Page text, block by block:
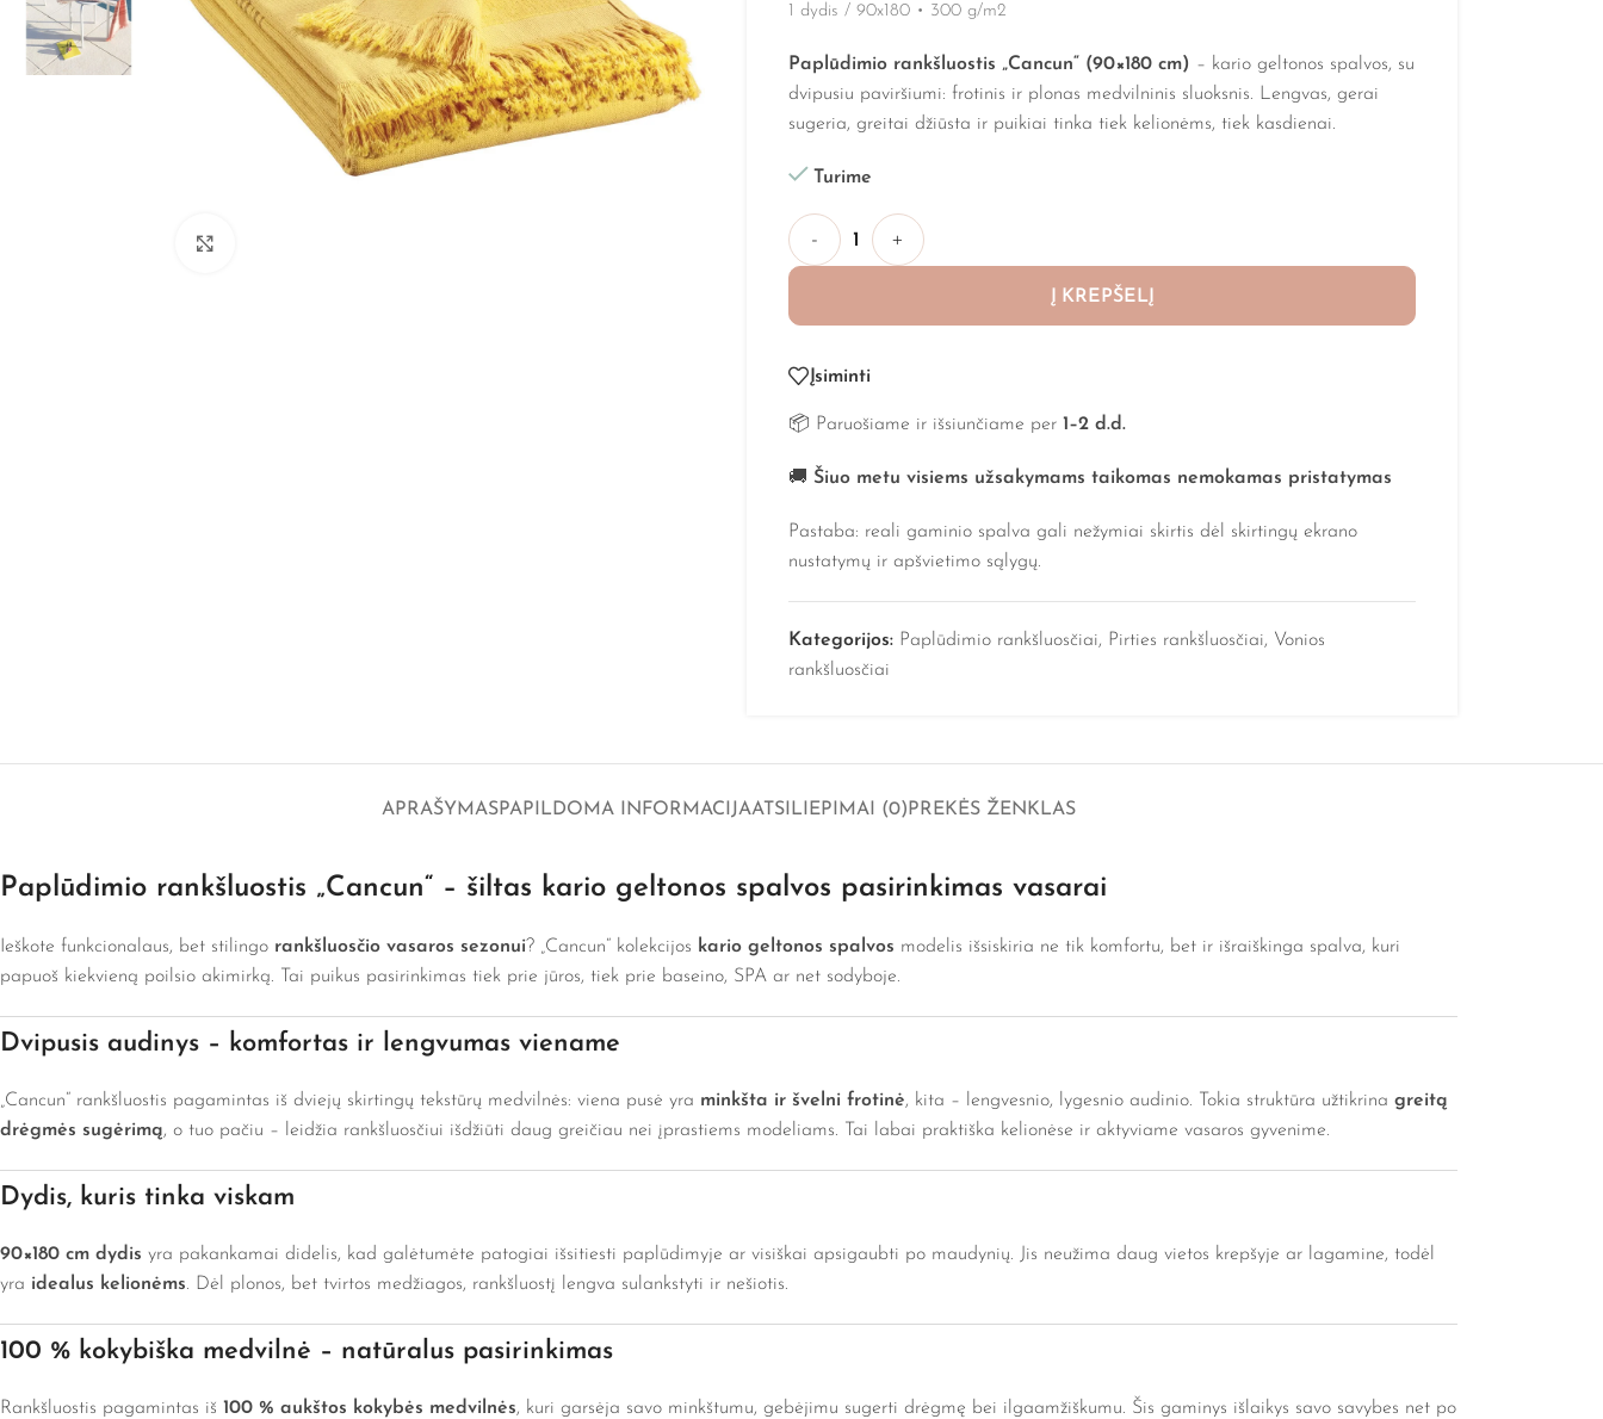
1 dydis / 90x180• 300 g/m2
Paplūdimio rankšluostis „Cancun“ (90×180 cm) – kario geltonos spalvos, su
dvipusiu paviršiumi: frotinis ir plonas medvilninis sluoksnis. Lengvas, gerai
sugeria, greitai džiūsta ir puikiai tinka tiek kelionėms, tiek kasdienai.
Turime
- +
Į KREPŠELĮ
Įsiminti
📦 Paruošiame ir išsiunčiame per 1–2 d.d.
🚚 Šiuo metu visiems užsakymams taikomas nemokamas pristatymas
Pastaba: reali gaminio spalva gali nežymiai skirtis dėl skirtingų ekrano
nustatymų ir apšvietimo sąlygų.
Kategorijos: Paplūdimio rankšluosčiai, Pirties rankšluosčiai, Vonios
rankšluosčiai
APRAŠYMASPAPILDOMA INFORMACIJAATSILIEPIMAI (0) PREKĖS ŽENKLAS
Paplūdimio rankšluostis „Cancun“ – šiltas kario geltonos spalvos pasirinkimas vasarai
Ieškote funkcionalaus, bet stilingo rankšluosčio vasaros sezonui? „Cancun“ kolekcijos kario geltonos spalvos modelis išsiskiria ne tik komfortu, bet ir išraiškinga spalva, kuri
papuoš kiekvieną poilsio akimirką. Tai puikus pasirinkimas tiek prie jūros, tiek prie baseino, SPA ar net sodyboje.
Dvipusis audinys – komfortas ir lengvumas viename
„Cancun“ rankšluostis pagamintas iš dviejų skirtingų tekstūrų medvilnės: viena pusė yra minkšta ir švelni frotinė, kita – lengvesnio, lygesnio audinio. Tokia struktūra užtikrina greitą
drėgmės sugėrimą, o tuo pačiu – leidžia rankšluosčiui išdžiūti daug greičiau nei įprastiems modeliams. Tai labai praktiška kelionėse ir aktyviame vasaros gyvenime.
Dydis, kuris tinka viskam
90×180 cm dydis yra pakankamai didelis, kad galėtumėte patogiai išsitiesti paplūdimyje ar visiškai apsigaubti po maudynių. Jis neužima daug vietos krepšyje ar lagamine, todėl
yra idealus kelionėms. Dėl plonos, bet tvirtos medžiagos, rankšluostį lengva sulankstyti ir nešiotis.
100 % kokybiška medvilnė – natūralus pasirinkimas
Rankšluostis pagamintas iš 100 % aukštos kokybės medvilnės, kuri garsėja savo minkštumu, gebėjimu sugerti drėgmę bei ilgaamžiškumu. Šis gaminys išlaikys savo savybes net po